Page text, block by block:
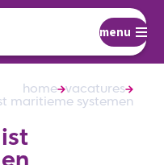
menu
home
vacatures
maritieme systemen